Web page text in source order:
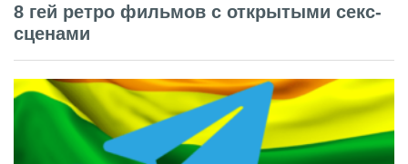
8 гей ретро фильмов с открытыми секс-
сценами